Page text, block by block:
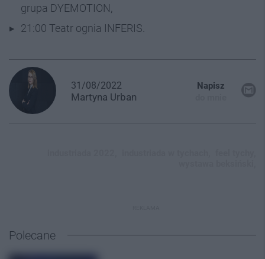
grupa DYEMOTION,
21:00 Teatr ognia INFERIS.
31/08/2022
Martyna Urban
Napisz
Polecane